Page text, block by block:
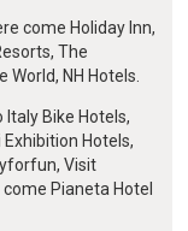
come Holiday Inn,
The
NH Hotels.
Bike Hotels,
Exhibition Hotels,
Visit
Pianeta Hotel